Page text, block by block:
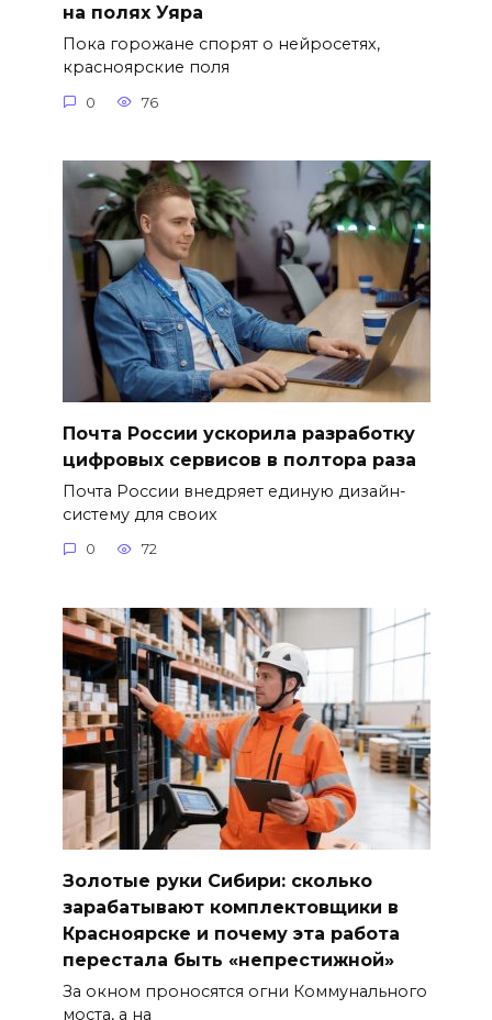
на полях Уяра
Пока горожане спорят о нейросетях,
красноярские поля
0 76
Почта России ускорила разработку
цифровых сервисов в полтора раза
Почта России внедряет единую дизайн-
систему для своих
0 72
Золотые руки Сибири: сколько
зарабатывают комплектовщики в
Красноярске и почему эта работа
перестала быть «непрестижной»
За окном проносятся огни Коммунального
моста, а на